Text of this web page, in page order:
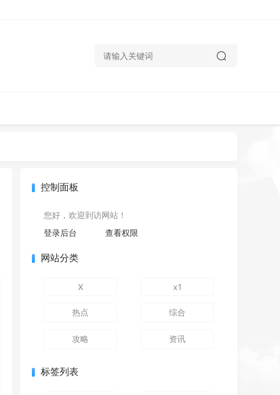
控制面板
您好，欢迎到访网站！
登录后台
查看权限
网站分类
X x1
热点 综合
攻略 资讯
标签列表